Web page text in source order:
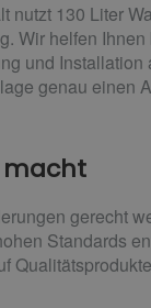
nutzt 130 Liter
Wir helfen
und
genau einen
macht
gerecht
Standards